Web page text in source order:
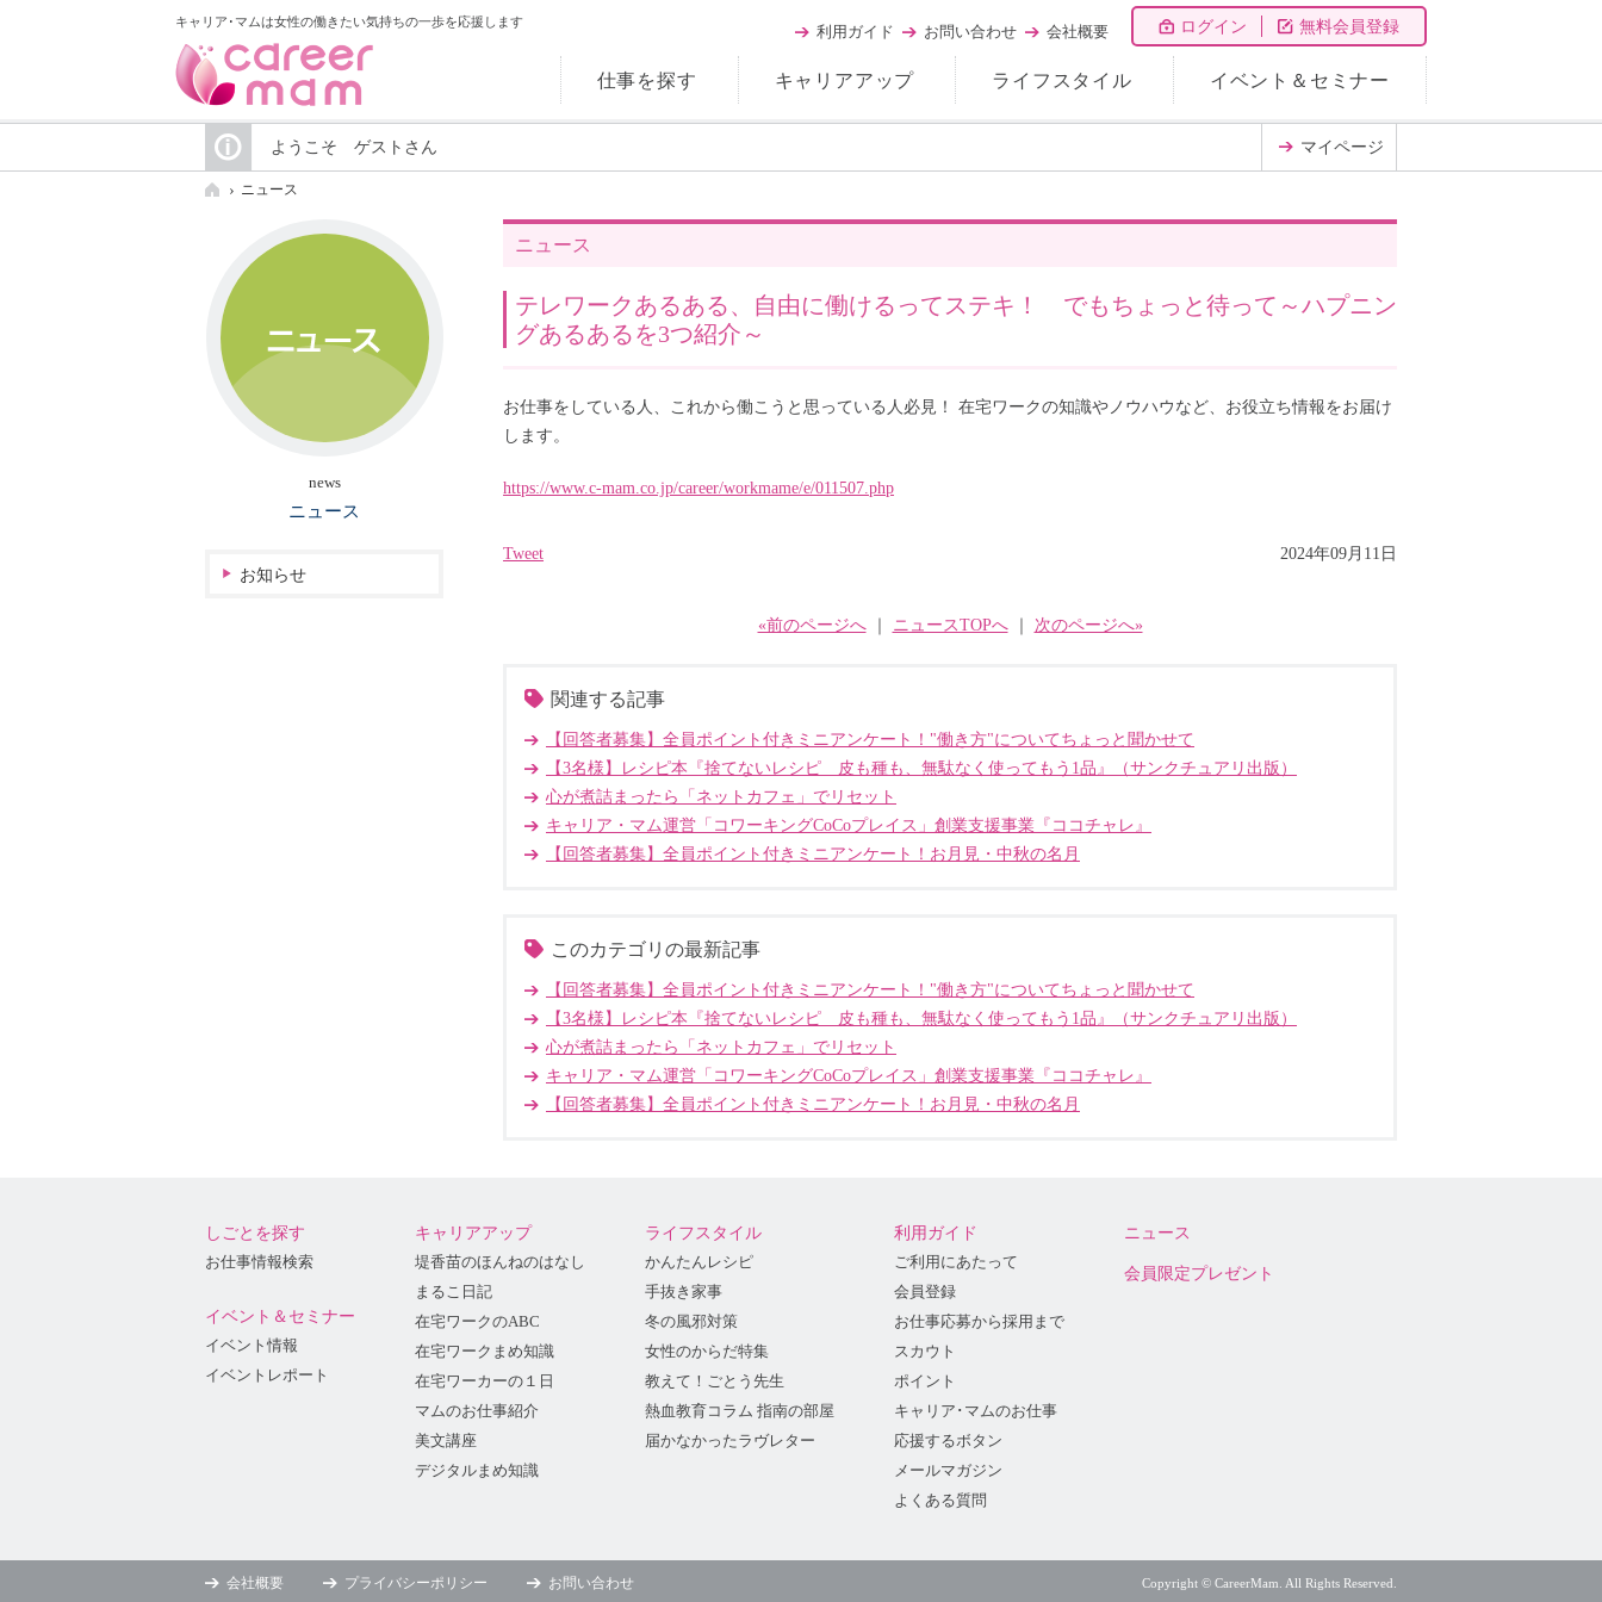
キャリア･マムは女性の働きたい気持ちの一歩を応援します ログイン 無料会員登録
仕事を探す キャリアアップ ライフスタイル イベント＆セミナー
利用ガイド お問い合わせ 会社概要
ようこそ ゲストさん マイページ
ニュース
ニュース
テレワークあるある、自由に働けるってステキ！ でもちょっと待って～ハプニン
グあるあるを3つ紹介～
お仕事をしている人、これから働こうと思っている人必見！ 在宅ワークの知識やノウハウなど、お役立ち情報をお届け
します。
https://www.c-mam.co.jp/career/workmame/e/011507.php
Tweet 2024年09月11日
«前のページへ｜ ニュースTOPへ｜ 次のページへ»
関連する記事
【回答者募集】全員ポイント付きミニアンケート！"働き方"についてちょっと聞かせて
【3名様】レシピ本『捨てないレシピ 皮も種も、無駄なく使ってもう1品』（サンクチュアリ出版）
心が煮詰まったら「ネットカフェ」でリセット
キャリア・マム運営「コワーキングCoCoプレイス」創業支援事業『ココチャレ』
【回答者募集】全員ポイント付きミニアンケート！お月見・中秋の名月
このカテゴリの最新記事
【回答者募集】全員ポイント付きミニアンケート！"働き方"についてちょっと聞かせて
【3名様】レシピ本『捨てないレシピ 皮も種も、無駄なく使ってもう1品』（サンクチュアリ出版）
心が煮詰まったら「ネットカフェ」でリセット
キャリア・マム運営「コワーキングCoCoプレイス」創業支援事業『ココチャレ』
【回答者募集】全員ポイント付きミニアンケート！お月見・中秋の名月
news
ニュース
お知らせ
しごとを探す
お仕事情報検索
イベント＆セミナー
イベント情報
イベントレポート
キャリアアップ
堤香苗のほんねのはなし
まるこ日記
在宅ワークのABC
在宅ワークまめ知識
在宅ワーカーの１日
マムのお仕事紹介
美文講座
デジタルまめ知識
ライフスタイル
かんたんレシピ
手抜き家事
冬の風邪対策
女性のからだ特集
教えて！ごとう先生
熱血教育コラム 指南の部屋
届かなかったラヴレター
利用ガイド
ご利用にあたって
会員登録
お仕事応募から採用まで
スカウト
ポイント
キャリア･マムのお仕事
応援するボタン
メールマガジン
よくある質問
ニュース
会員限定プレゼント
会社概要 プライバシーポリシー お問い合わせ Copyright © CareerMam. All Rights Reserved.